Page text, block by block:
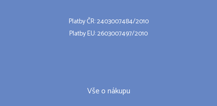
Platby ČR: 2403007484/2010
Platby EU: 2603007497/2010
Vše o nákupu